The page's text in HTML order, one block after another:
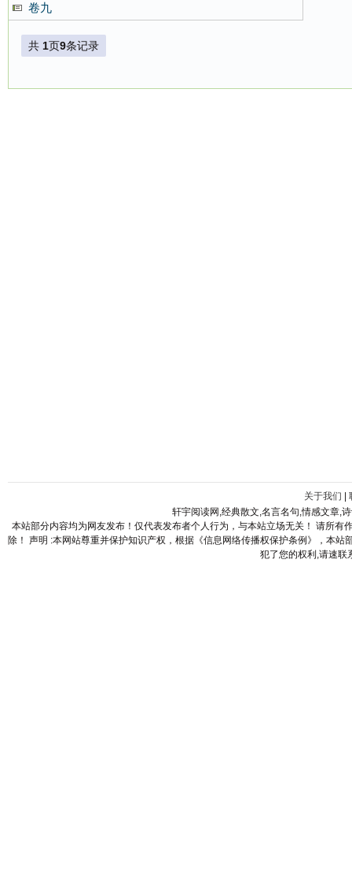
卷九
共 1页9条记录
关于我们
轩宇阅读网,经典散文,名言名句,情感文章,
本站部分内容均为网友发布！仅代表发布者个人行为，与本站立场无关！ 请所
除！ 声明 :本网站尊重并保护知识产权，根据《信息网络传播权保护条例》，本
犯了您的权利,请速联